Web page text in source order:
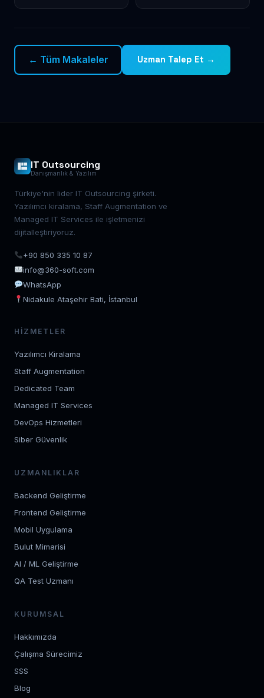
← Tüm Makaleler Uzman Talep Et →
IT Outsourcing
Danışmanlık & Yazılım
Türkiye'nin lider IT Outsourcing şirketi.
Yazılımcı kiralama, Staff Augmentation ve
Managed IT Services ile işletmenizi
dijitalleştiriyoruz.
+90 850 335 10 87
info@360-soft.com
WhatsApp
Nidakule Ataşehir Bati, İstanbul
HIZMETLER
Yazılımcı Kiralama
Staff Augmentation
Dedicated Team
Managed IT Services
DevOps Hizmetleri
Siber Güvenlik
UZMANLIKLAR
Backend Geliştirme
Frontend Geliştirme
Mobil Uygulama
Bulut Mimarisi
AI / ML Geliştirme
QA Test Uzmanı
KURUMSAL
Hakkımızda
Çalışma Sürecimiz
SSS
Blog